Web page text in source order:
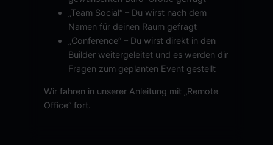
„Team Social“ – Du wirst nach dem
Namen für deinen Raum gefragt
„Conference“ – Du wirst direkt in den
Builder weitergeleitet und es werden dir
Fragen zum geplanten Event gestellt
Wir fahren in unserer Anleitung mit „Remote
Office“ fort.